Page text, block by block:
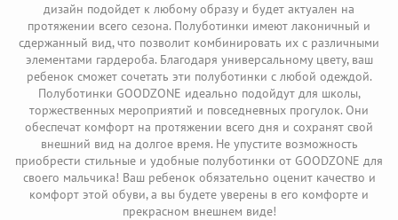
дизайн подойдет к любому образу и будет актуален на
протяжении всего сезона. Полуботинки имеют лаконичный и
сдержанный вид, что позволит комбинировать их с различными
элементами гардероба. Благодаря универсальному цвету, ваш
ребенок сможет сочетать эти полуботинки с любой одеждой.
Полуботинки GOODZONE идеально подойдут для школы,
торжественных мероприятий и повседневных прогулок. Они
обеспечат комфорт на протяжении всего дня и сохранят свой
внешний вид на долгое время. Не упустите возможность
приобрести стильные и удобные полуботинки от GOODZONE для
своего мальчика! Ваш ребенок обязательно оценит качество и
комфорт этой обуви, а вы будете уверены в его комфорте и
прекрасном внешнем виде!